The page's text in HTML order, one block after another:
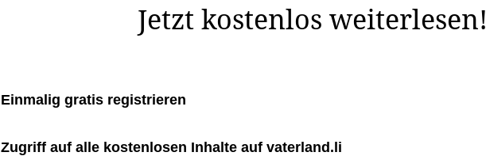
Jetzt kostenlos weiterlesen!
Einmalig gratis registrieren
Zugriff auf alle kostenlosen Inhalte auf vaterland.li